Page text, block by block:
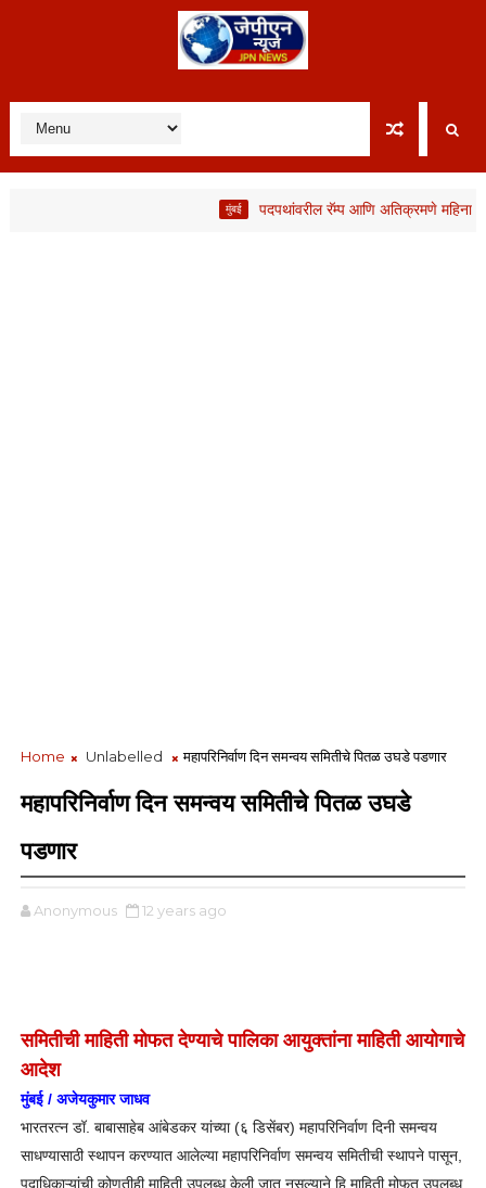
पदपथांवरील रॅम्प आणि अतिक्रमणे महिनाभरात
Home Unlabelled महापरिनिर्वाण दिन समन्वय समितीचे पितळ उघडे पडणार
महापरिनिर्वाण दिन समन्वय समितीचे पितळ उघडे
पडणार
Anonymous 12 years ago
समितीची माहिती मोफत देण्याचे पालिका आयुक्तांना माहिती आयोगाचे
आदेश
मुंबई / अजेयकुमार जाधव
भारतरत्न डॉ. बाबासाहेब आंबेडकर यांच्या (६ डिसेंबर) महापरिनिर्वाण दिनी समन्वय
साधण्यासाठी स्थापन करण्यात आलेल्या महापरिनिर्वाण समन्वय समितीची स्थापने पासून,
पदाधिकाऱ्यांची कोणतीही माहिती उपलब्ध केली जात नसल्याने हि माहिती मोफत उपलब्ध